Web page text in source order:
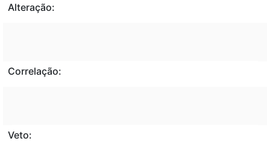
Alteração:
Correlação:
Veto: